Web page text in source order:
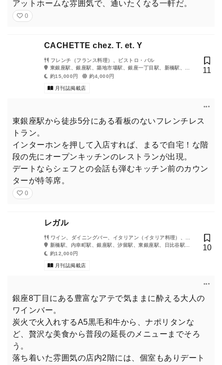
銀座７丁目で育ち、４丁目で傾く（かぶく）。“銀座な男”、２代
目尾上松也さん。
そんな尾上松也さんに、大人の銀座の歩き方をご教授願った。
2024年4月、銀座７丁目にある「虎屋銀座ビル」に『ESPRIT C.
KEI GINZA』が開業。コンセプトは、「美食の研究所」だ。
そんな大人の銀座を体現した店に現れたのは、2025年12月号の
表紙を飾った女優の松本まりかさん。
アットホームな雰囲気で、通いたくなる一軒だ。
0
CACHETTE chez. T. et. Y
フレンチ（フランス料理）、ビストロ・バル
東銀座駅、銀座駅、築地市場駅、銀座一丁目駅、新橋駅、築
地駅、有楽町駅、汐留駅、日比谷駅、新富町駅
約15,000円 約4,000円
月刊誌掲載店
11
東銀座駅から徒歩5分にある看板のないフレンチレス
トラン。
インターホンを押して入店すれば、まるで自宅！な階
段の先にオープンキッチンのレストランが出現。
デートならシェフとの会話も弾むキッチン前のカウン
ターが特等席。
0
レガル
ワイン、ダイニングバー、イタリアン（イタリア料理）、ス
テーキ・鉄板焼き
新橋駅、内幸町駅、銀座駅、汐留駅、東銀座駅、日比谷駅、
築地市場駅
約12,000円
月刊誌掲載店
10
銀座8丁目にある豊富なアテで気ままに酔える大人の
ワインバー。
炭火で火入れするA5黒毛和牛から、ナポリタンな
ど、贅沢な美食から普段の延長のメニューまでそろ
う。
落ち着いた雰囲気の店内2階には、個室もありデート